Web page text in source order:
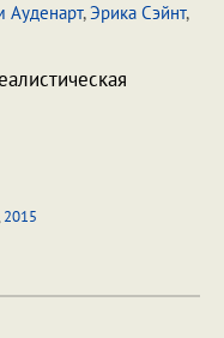
Ауденарт,Эрика Сэйнт,
2015